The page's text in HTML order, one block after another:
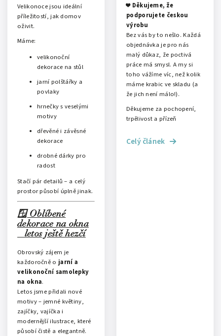
Velikonoce jsou ideální
příležitostí, jak domov
oživit.
Máme:
velikonoční
dekorace na stůl
jarní polštářky a
povlaky
hrnečky s veselými
motivy
dřevěné i závěsné
dekorace
drobné dárky pro
radost
Stačí pár detailů – a celý
prostor působí úplně jinak.
🪟 Oblíbené
dekorace na okna
– letos ještě hezčí
Obrovský zájem je
každoročně o jarní a
velikonoční samolepky
na okna.
Letos jsme přidali nové
motivy – jemné květiny,
zajíčky, vajíčka i
modernější ilustrace, které
působí čistě a elegantně.
❤️ Děkujeme, že
podporujete českou
výrobu
Bez vás by to nešlo. Každá
objednávka je pro nás
malý důkaz, že poctivá
práce má smysl. A my si
toho vážíme víc, než kolik
máme krabic ve skladu (a
že jich není málo!).
Děkujeme za pochopení,
trpělivost a přízeň
Celý článek